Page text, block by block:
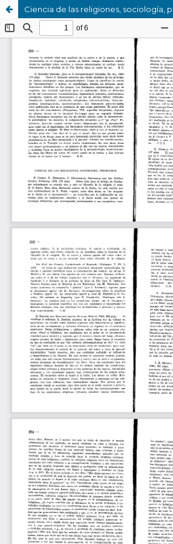
Ciencia de las religiones, sociología,